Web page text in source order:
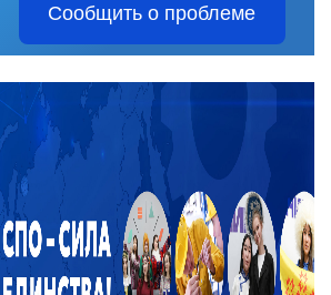
Сообщить о проблеме